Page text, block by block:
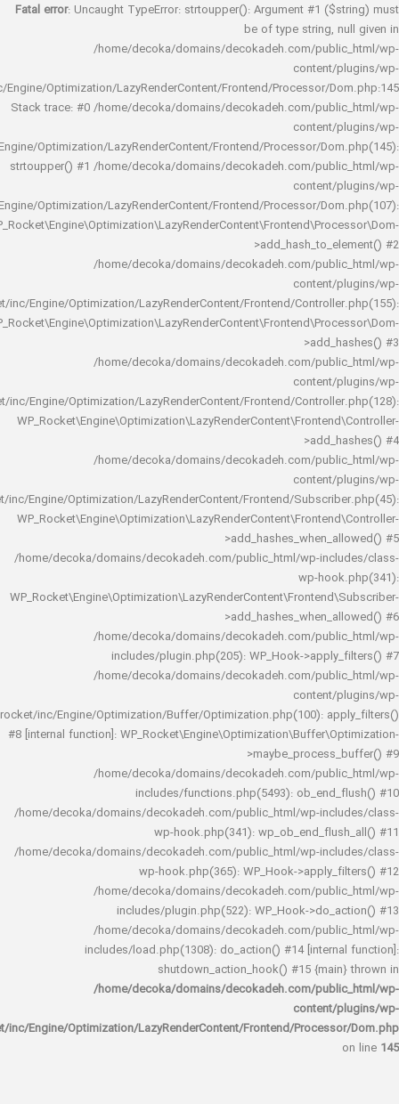
Fatal error : Uncaught TypeError: strtoupper(): Argument #1
be of type string,
/home/decoka/domains/decokadeh.com/
rocket/inc/Engine/Optimization/LazyRenderContent/Frontend/Processor/
Stack trace: #0 /home/decoka/domains/decokadeh.com/
rocket/inc/Engine/Optimization/LazyRenderContent/Frontend/Processor/
strtoupper() #1 /home/decoka/domains/decokadeh.com/
rocket/inc/Engine/Optimization/LazyRenderContent/Frontend/Processor/
/home/decoka/domains/decokadeh.com/
rocket/inc/Engine/Optimization/LazyRenderContent/Frontend/
/home/decoka/domains/decokadeh.com/
rocket/inc/Engine/Optimization/LazyRenderContent/Frontend/
/home/decoka/domains/decokadeh.com/
rocket/inc/Engine/Optimization/LazyRenderContent/Frontend/
/home/decoka/domains/decokadeh.com/public_html/wp-
wp-
/home/decoka/domains/decokadeh.com/
includes/plugin.php(205): WP_Hook-
/home/decoka/domains/decokadeh.com/
rocket/inc/Engine/Optimization/Buffer/Optimization.php(100):
#8 [internal function]:
/home/decoka/domains/decokadeh.com/
includes/functions.php(5493):
/home/decoka/domains/decokadeh.com/public_html/wp-
wp-hook.php(341):
/home/decoka/domains/decokadeh.com/public_html/wp-
wp-hook.php(365): WP_Hook-
/home/decoka/domains/decokadeh.com/
includes/plugin.php(522): WP_Hook-
/home/decoka/domains/decokadeh.com/
includes/load.php(1308): do_action() #14
shutdown_action_hook() #15
/home/decoka/domains/decokadeh.com/
rocket/inc/Engine/Optimization/LazyRenderContent/Frontend/